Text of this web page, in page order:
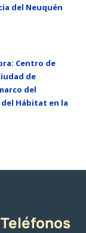
del Neuquén
Centro de
de
del
Hábitat en la
Teléfonos